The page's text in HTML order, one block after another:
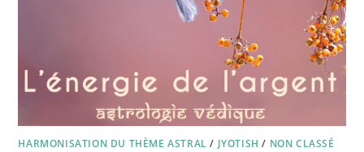
HARMONISATION DU THÈME ASTRAL / JYOTISH / NON CLASSÉ